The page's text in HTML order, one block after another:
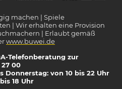
machen | Spiele
| Wir erhalten eine Provision
| Erlaubt gemäß
www.buwei.de
Telefonberatung zur
00
Donnerstag: von 10 bis 22 Uhr
18 Uhr